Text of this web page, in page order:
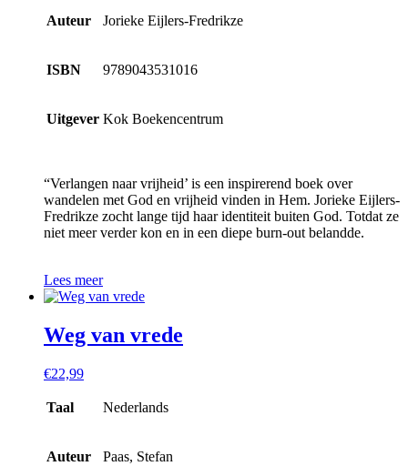
Auteur Jorieke Eijlers-Fredrikze
ISBN 9789043531016
Uitgever Kok Boekencentrum
“Verlangen naar vrijheid’ is een inspirerend boek over
wandelen met God en vrijheid vinden in Hem. Jorieke Eijlers-
Fredrikze zocht lange tijd haar identiteit buiten God. Totdat ze
niet meer verder kon en in een diepe burn-out belandde.
Lees meer
Weg van vrede
€22,99
Taal Nederlands
Auteur Paas, Stefan